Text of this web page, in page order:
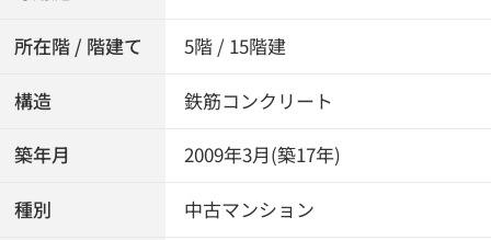
所在階 / 階建て 5階 / 15階建
構造 鉄筋コンクリート
築年月 2009年3月(築17年)
種別 中古マンション